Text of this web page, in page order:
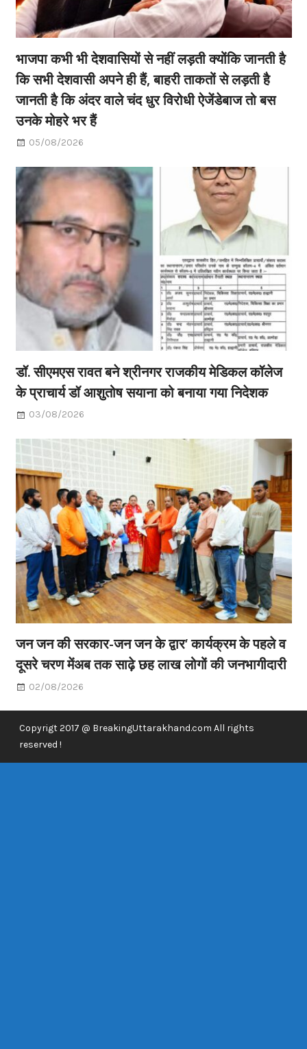
भाजपा कभी भी देशवासियों से नहीं लड़ती क्योंकि जानती है
कि सभी देशवासी अपने ही हैं, बाहरी ताकतों से लड़ती है
जानती है कि अंदर वाले चंद धुर विरोधी ऐजेंडेबाज तो बस
उनके मोहरे भर हैं
05/08/2026
डॉ. सीएमएस रावत बने श्रीनगर राजकीय मेडिकल कॉलेज
के प्राचार्य डॉ आशुतोष सयाना को बनाया गया निदेशक
03/08/2026
जन जन की सरकार-जन जन के द्वार’ कार्यक्रम के पहले व
दूसरे चरण मेंअब तक साढ़े छह लाख लोगों की जनभागीदारी
02/08/2026
Copyrigt 2017 @ BreakingUttarakhand.com All rights
reserved !